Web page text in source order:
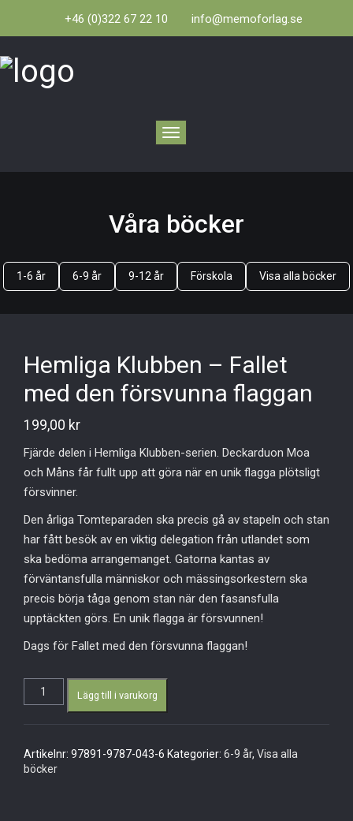
+46 (0)322 67 22 10 info@memoforlag.se
Toggle
navigation
Våra böcker
1-6 år 6-9 år 9-12 år Förskola Visa alla böcker
Hemliga Klubben – Fallet
med den försvunna flaggan
199,00 kr
Fjärde delen i Hemliga Klubben-serien. Deckarduon Moa
och Måns får fullt upp att göra när en unik flagga plötsligt
försvinner.
Den årliga Tomteparaden ska precis gå av stapeln och stan
har fått besök av en viktig delegation från utlandet som
ska bedöma arrangemanget. Gatorna kantas av
förväntansfulla människor och mässingsorkestern ska
precis börja tåga genom stan när den fasansfulla
upptäckten görs. En unik flagga är försvunnen!
Dags för Fallet med den försvunna flaggan!
Hemliga
Klubben
den
försvunna
Lägg till i varukorg
Artikelnr: 97891-9787-043-6 Kategorier: 6-9 år, Visa alla
böcker